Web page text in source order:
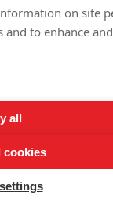
on site
to enhance
all
cookies